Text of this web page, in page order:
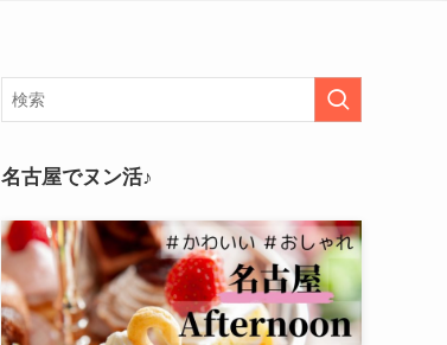
名古屋でヌン活♪